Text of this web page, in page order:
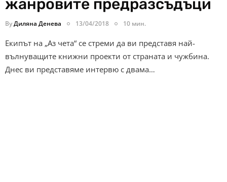
жанровите предразсъдъци
ByДиляна Денева 13/04/2018 10 мин.
Екипът на „Аз чета“ се стреми да ви представя най-
вълнуващите книжни проекти от страната и чужбина.
Днес ви представяме интервю с двама…